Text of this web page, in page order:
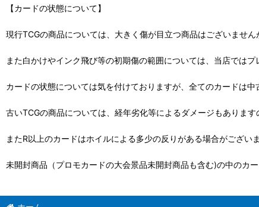
【カードの状態について】
現行TCGの商品については、大きく傷が目立つ商品はございません
また白かけやインク飛び等の初期傷の範囲については、当店では
カードの状態については気を付けておりますが、全てのカードは
古いTCGの商品については、経年劣化等によるダメージもありま
またR以上のカードはホイルによる多少の反りがある場合がござ
未開封商品（プロモカードの大会景品未開封商品も含む)の中のカ